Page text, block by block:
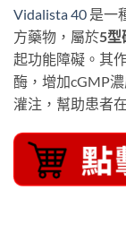
Vidalista 40 是一
方藥物，屬於5型
起功能障礙。其
酶，增加cGMP
灌注，幫助患者